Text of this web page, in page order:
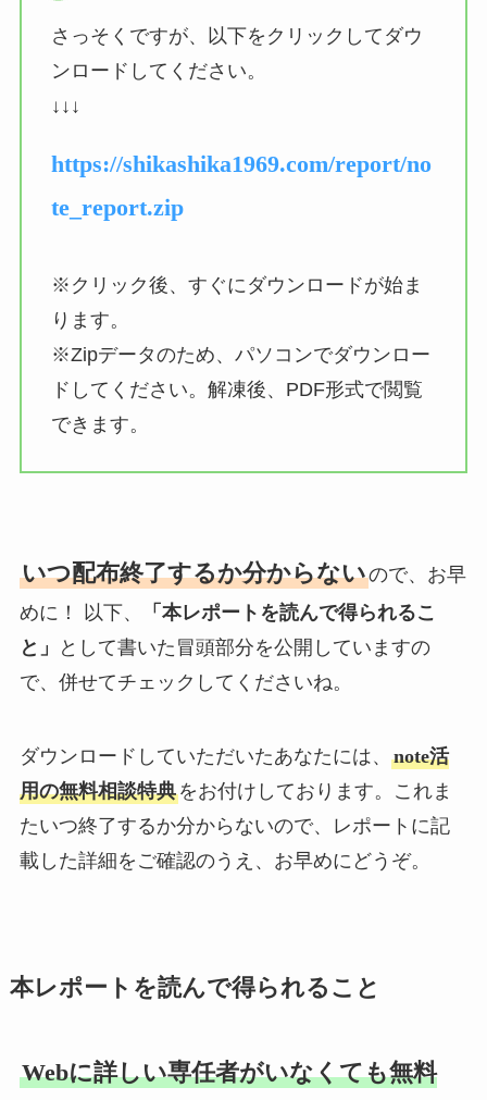
さっそくですが、以下をクリックしてダウ
ンロードしてください。
↓↓↓
https://shikashika1969.com/report/no
te_report.zip
※クリック後、すぐにダウンロードが始ま
ります。
※Zipデータのため、パソコンでダウンロー
ドしてください。解凍後、PDF形式で閲覧
できます。
いつ配布終了するか分からないので、お早
めに！ 以下、
「本レポートを読んで得られるこ
と」
として書いた冒頭部分を公開していますの
で、併せてチェックしてくださいね。
ダウンロードしていただいたあなたには、 note活
用の無料相談特典をお付けしております。これま
たいつ終了するか分からないので、レポートに記
載した詳細をご確認のうえ、お早めにどうぞ。
本レポートを読んで得られること
Webに詳しい専任者がいなくても無料